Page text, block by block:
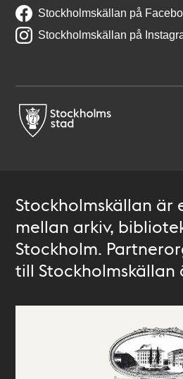
Stockholmskällan på
Stockholmskällan på
Stockholmskällan är
mellan arkiv,
Stockholm.
till Stockholmskällan